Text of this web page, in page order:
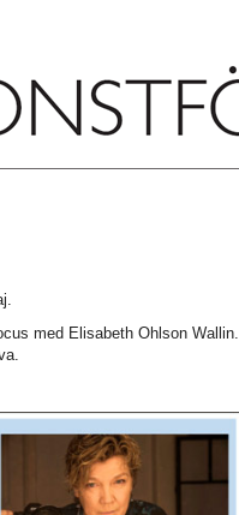
med Elisabeth Ohlson Wallin.